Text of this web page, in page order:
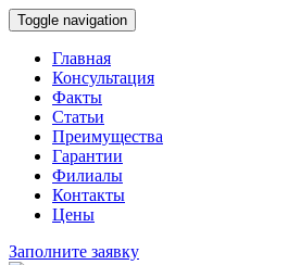
Toggle navigation
Главная
Консультация
Факты
Статьи
Преимущества
Гарантии
Филиалы
Контакты
Цены
Заполните заявку